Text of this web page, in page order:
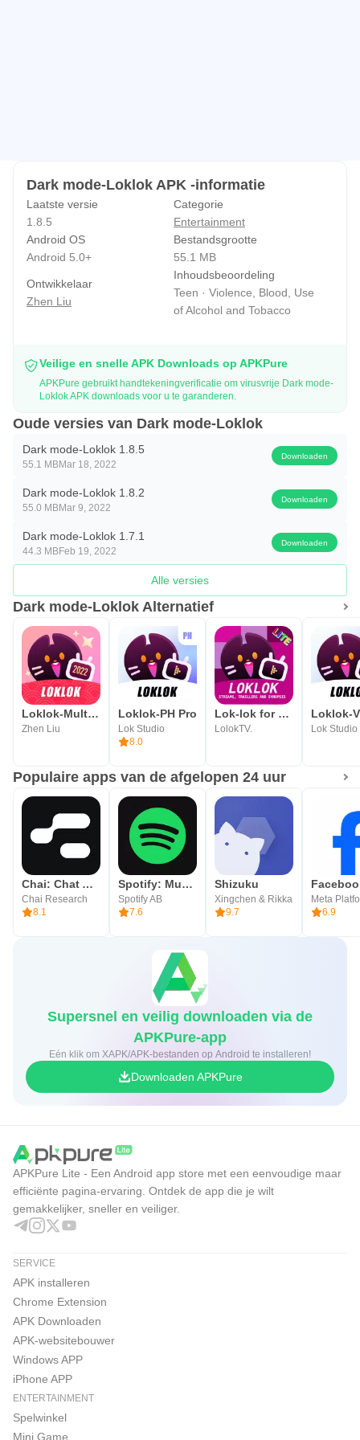
Dark mode-Loklok APK -informatie
Laatste versie
1.8.5
Categorie
Entertainment
Android OS
Android 5.0+
Bestandsgrootte
55.1 MB
Ontwikkelaar
Zhen Liu
Inhoudsbeoordeling
Teen · Violence, Blood, Use
of Alcohol and Tobacco
Veilige en snelle APK Downloads op APKPure
APKPure gebruikt handtekeningverificatie om virusvrije Dark mode-
Loklok APK downloads voor u te garanderen.
Oude versies van Dark mode-Loklok
Dark mode-Loklok 1.8.5
55.1 MBMar 18, 2022
Downloaden
Dark mode-Loklok 1.8.2
55.0 MBMar 9, 2022
Downloaden
Dark mode-Loklok 1.7.1
44.3 MBFeb 19, 2022
Downloaden
Alle versies
Dark mode-Loklok Alternatief
Loklok-Multilingual subtitles
Zhen Liu
Loklok-PH Pro
Lok Studio
8.0
Lok-lok for Movie Synopsis
LolokTV.
Loklok-
Lok Studio
Populaire apps van de afgelopen 24 uur
Chai: Chat AI Platform
Chai Research
8.1
Spotify: Music and Podcasts
Spotify AB
7.6
Shizuku
Xingchen & Rikka
9.7
6.9
Supersnel en veilig downloaden via de
APKPure-app
Eén klik om XAPK/APK-bestanden op Android te installeren!
Downloaden APKPure
APKPure Lite - Een Android app store met een eenvoudige maar
efficiënte pagina-ervaring. Ontdek de app die je wilt
gemakkelijker, sneller en veiliger.
SERVICE
APK installeren
Chrome Extension
APK Downloaden
APK-websitebouwer
Windows APP
iPhone APP
ENTERTAINMENT
Spelwinkel
Mini Game